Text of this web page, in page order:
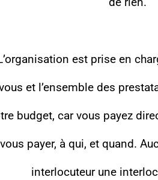
est prise en
et l’ensemble des
budget, car vous payez
vous payer, à qui, et quand.
interlocuteur une